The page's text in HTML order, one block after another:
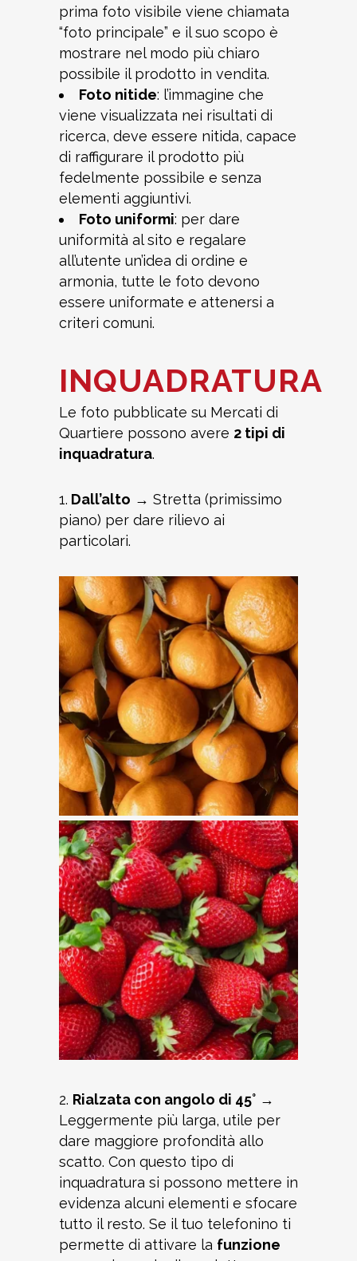
prima foto visibile viene chiamata
“foto principale” e il suo scopo è
mostrare nel modo più chiaro
possibile il prodotto in vendita.
Foto nitide: l’immagine che
viene visualizzata nei risultati di
ricerca, deve essere nitida, capace
di raffigurare il prodotto più
fedelmente possibile e senza
elementi aggiuntivi.
Foto uniformi: per dare
uniformità al sito e regalare
all’utente un’idea di ordine e
armonia, tutte le foto devono
essere uniformate e attenersi a
criteri comuni.
INQUADRATURA
Le foto pubblicate su Mercati di
Quartiere possono avere 2 tipi di
inquadratura.
1. Dall’alto → Stretta (primissimo
piano) per dare rilievo ai
particolari.
2. Rialzata con angolo di 45° →
Leggermente più larga, utile per
dare maggiore profondità allo
scatto. Con questo tipo di
inquadratura si possono mettere in
evidenza alcuni elementi e sfocare
tutto il resto. Se il tuo telefonino ti
permette di attivare la funzione